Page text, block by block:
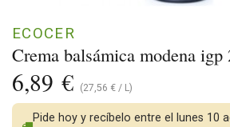
Crema balsámica modena
ECOCER
6,89 € (27,56 € / L)
Pide hoy y recíbelo entre el lunes 10